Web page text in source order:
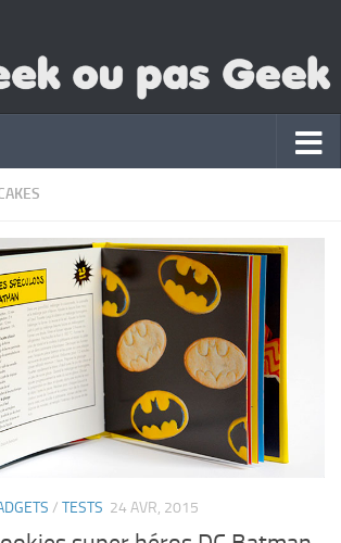
/ TESTS 24 AVR, 2015